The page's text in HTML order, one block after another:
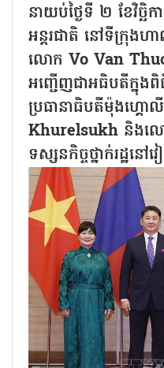
នាយប់ថ្ងៃទី ២ ខែវិច្
អន្តរជាតិ នៅទីក្រុងហ
លោក Vo Van
អញ្ជើញជាអធិបតីក្នុ
ប្រធានាធិបតីម៉ុងហ្គ
Khurelsukh និងល
ទស្សនកិច្ចថ្នាក់រដ្ឋន